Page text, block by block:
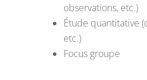
observations, etc.)
Étude quantitative
etc.)
Focus groupe